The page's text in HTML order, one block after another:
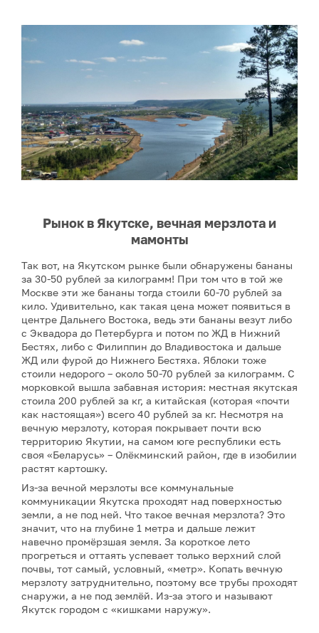
Рынок в Якутске, вечная мерзлота и
мамонты
Так вот, на Якутском рынке были обнаружены бананы
за 30-50 рублей за килограмм! При том что в той же
Москве эти же бананы тогда стоили 60-70 рублей за
кило. Удивительно, как такая цена может появиться в
центре Дальнего Востока, ведь эти бананы везут либо
с Эквадора до Петербурга и потом по ЖД в Нижний
Бестях, либо с Филиппин до Владивостока и дальше
ЖД или фурой до Нижнего Бестяха. Яблоки тоже
стоили недорого – около 50-70 рублей за килограмм. С
морковкой вышла забавная история: местная якутская
стоила 200 рублей за кг, а китайская (которая «почти
как настоящая») всего 40 рублей за кг. Несмотря на
вечную мерзлоту, которая покрывает почти всю
территорию Якутии, на самом юге республики есть
своя «Беларусь» – Олёкминский район, где в изобилии
растят картошку.
Из-за вечной мерзлоты все коммунальные
коммуникации Якутска проходят над поверхностью
земли, а не под ней. Что такое вечная мерзлота? Это
значит, что на глубине 1 метра и дальше лежит
навечно промёрзшая земля. За короткое лето
прогреться и оттаять успевает только верхний слой
почвы, тот самый, условный, «метр». Копать вечную
мерзлоту затруднительно, поэтому все трубы проходят
снаружи, а не под землёй. Из-за этого и называют
Якутск городом с «кишками наружу».